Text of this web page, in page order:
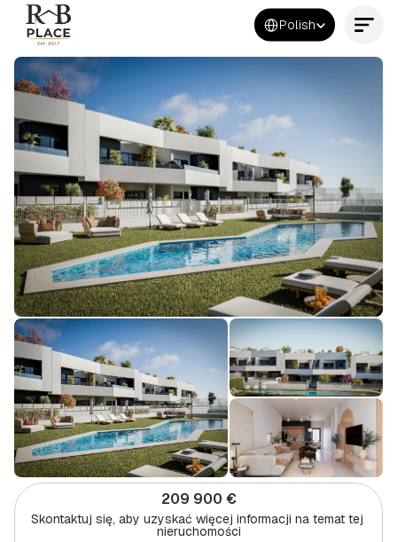
Select Language
Polish
Kontakt
209 900 €
Skontaktuj się, aby uzyskać więcej informacji na temat tej
nieruchomości